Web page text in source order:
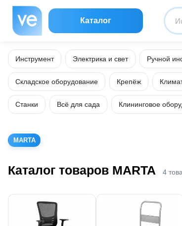
Каталог
Инструмент Электрика и свет Ручной
Складское оборудование Крепёж
Станки Всё для сада Клининговое
MARTA
Каталог товаров MARTA 4